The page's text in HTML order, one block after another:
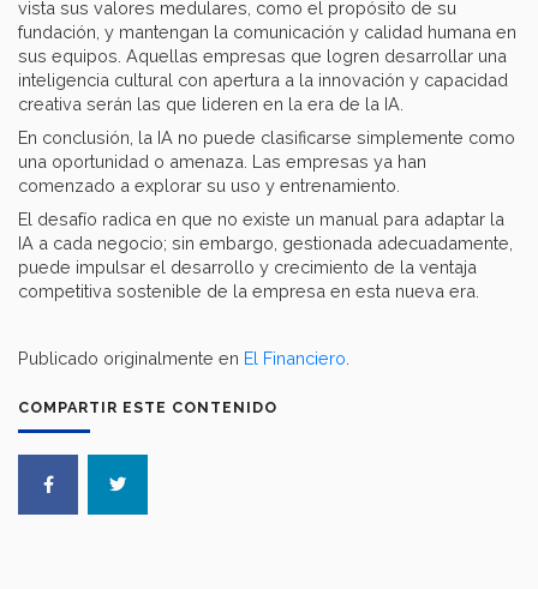
COMPARTIR ESTE CONTENIDO
vista sus valores medulares, como el propósito de su
fundación, y mantengan la comunicación y calidad humana en
sus equipos. Aquellas empresas que logren desarrollar una
inteligencia cultural con apertura a la innovación y capacidad
creativa serán las que lideren en la era de la IA.
En conclusión, la IA no puede clasificarse simplemente como
una oportunidad o amenaza. Las empresas ya han
comenzado a explorar su uso y entrenamiento.
El desafío radica en que no existe un manual para adaptar la
IA a cada negocio; sin embargo, gestionada adecuadamente,
puede impulsar el desarrollo y crecimiento de la ventaja
competitiva sostenible de la empresa en esta nueva era.
Publicado originalmente en El Financiero